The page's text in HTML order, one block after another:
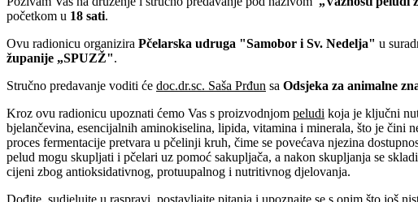
početkom u 18 sati.
Ovu radionicu organizira Pčelarska udruga "Samobor i Sv. Nedelja" u
županije „SPUZŽ".
Stručno predavanje voditi će doc.dr.sc. Saša Prđun sa Odsjeka za animalne
Kroz ovu radionicu upoznati ćemo Vas s proizvodnjom peludi koja je ključni
bjelančevina, esencijalnih aminokiselina, lipida, vitamina i minerala, što je čini
proces fermentacije pretvara u pčelinji kruh, čime se povećava njezina
pelud mogu skupljati i pčelari uz pomoć sakupljača, a nakon skupljanja se
cijeni zbog antioksidativnog, protuupalnog i nutritivnog djelovanja.
Dođite, sudjelujte u raspravi, postavljajte pitanja i upoznajte se s onim što još